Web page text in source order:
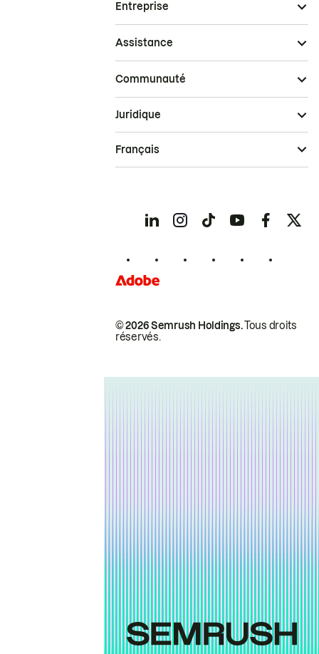
Entreprise
Assistance
Communauté
© 2026 Semrush Holdings.Tous droits
réservés.
Juridique
Français